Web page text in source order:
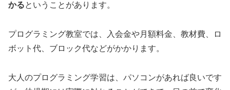
かるということがあります。
プログラミング教室では、入会金や月額料金、教材費、ロ
ボット代、ブロック代などがかかります。
大人のプログラミング学習は、パソコンがあれば良いです